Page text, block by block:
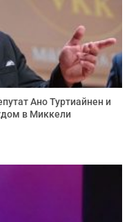
Ано Туртиайнен и
в Миккели